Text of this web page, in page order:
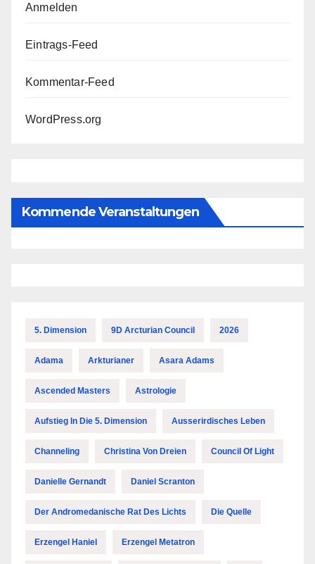
Anmelden
Eintrags-Feed
Kommentar-Feed
WordPress.org
Kommende Veranstaltungen
5. Dimension 9D Arcturian Council 2026
Adama Arkturianer Asara Adams
Ascended Masters Astrologie
Aufstieg In Die 5. Dimension Ausserirdisches Leben
Channeling Christina Von Dreien Council Of Light
Danielle Gernandt Daniel Scranton
Der Andromedanische Rat Des Lichts Die Quelle
Erzengel Haniel Erzengel Metatron